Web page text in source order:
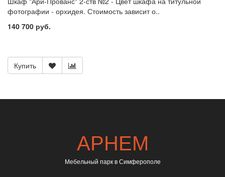
фотографии - орхидея. Стоимость зависит о..
140 700 руб.
Купить
АРНЕМ
Мебельный парк в Симферополе